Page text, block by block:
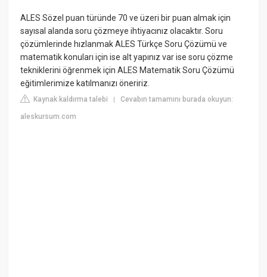
ALES Sözel puan türünde 70 ve üzeri bir puan almak için
sayısal alanda soru çözmeye ihtiyacınız olacaktır. Soru
çözümlerinde hızlanmak ALES Türkçe Soru Çözümü ve
matematik konuları için ise alt yapınız var ise soru çözme
tekniklerini öğrenmek için ALES Matematik Soru Çözümü
eğitimlerimize katılmanızı öneririz.
Kaynak kaldırma talebi |Cevabın tamamını burada okuyun:
aleskursum.com